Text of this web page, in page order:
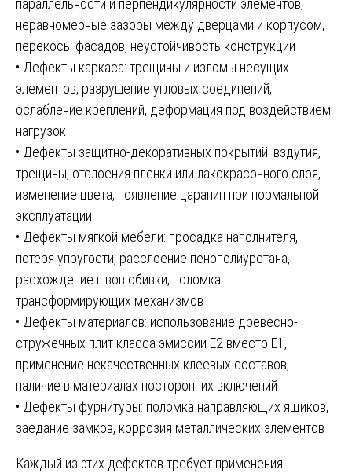
параллельности и перпендикулярности элементов,
неравномерные зазоры между дверцами и корпусом,
перекосы фасадов, неустойчивость конструкции
• Дефекты каркаса: трещины и изломы несущих
элементов, разрушение угловых соединений,
ослабление креплений, деформация под воздействием
нагрузок
• Дефекты защитно-декоративных покрытий: вздутия,
трещины, отслоения пленки или лакокрасочного слоя,
изменение цвета, появление царапин при нормальной
эксплуатации
• Дефекты мягкой мебели: просадка наполнителя,
потеря упругости, расслоение пенополиуретана,
расхождение швов обивки, поломка
трансформирующих механизмов
• Дефекты материалов: использование древесно-
стружечных плит класса эмиссии Е2 вместо Е1,
применение некачественных клеевых составов,
наличие в материалах посторонних включений
• Дефекты фурнитуры: поломка направляющих ящиков,
заедание замков, коррозия металлических элементов
Каждый из этих дефектов требует применения